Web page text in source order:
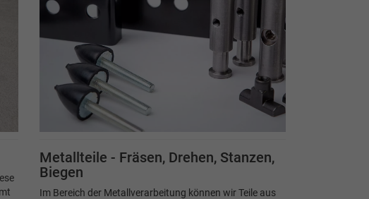
Metallteile - Fräsen, Drehen, Stanzen,
Biegen
Im Bereich der Metallverarbeitung können wir Teile aus